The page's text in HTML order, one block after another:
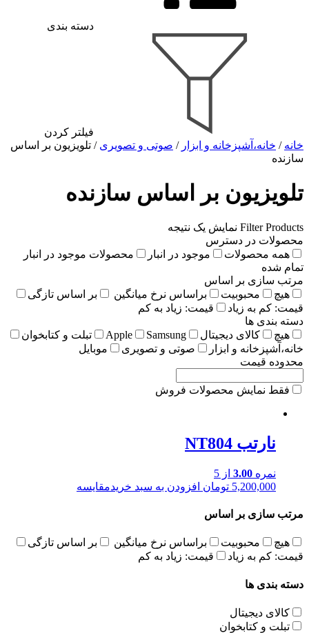
دسته بندی
فیلتر کردن
خانه / خانه،آشپزخانه و ابزار / صوتی و تصویری / تلویزیون بر اساس
سازنده
تلویزیون بر اساس سازنده
Filter Products نمایش یک نتیجه
محصولات در دسترس
همه محصولات
موجود در انبار
محصولات موجود در انبار
تمام شده
مرتب سازی بر اساس
هیچ
محبوبیت براساس نرخ میانگین
بر اساس تازگی
قیمت: کم به زیاد
قیمت: زیاد به کم
دسته بندی ها
هیچ
کالای دیجیتال Apple Samsung
تبلت و کتابخوان
خانه،آشپزخانه و ابزار
صوتی و تصویری
موبایل
محدوده قیمت
فقط نمایش محصولات فروش
نارتب NT804
نمره 3.00 از 5
5,200,000 تومان افزودن به سبد خریدمقایسه
مرتب سازی بر اساس
هیچ محبوبیت براساس نرخ میانگین
بر اساس تازگی
قیمت: کم به زیاد
قیمت: زیاد به کم
دسته بندی ها
کالای دیجیتال
تبلت و کتابخوان